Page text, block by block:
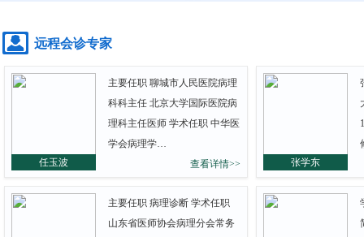
远程会诊专家
任玉波
主要任职 聊城市人民医院病理
科科主任 北京大学国际医院病
理科主任医师 学术任职 中华医
学会病理学…
查看详情>>
张学东
主要任职 病理诊断 学术任职
山东省医师协会病理分会常务